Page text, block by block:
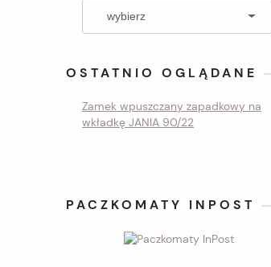
OSTATNIO OGLĄDANE
Zamek wpuszczany zapadkowy na
wkładkę JANIA 90/22
PACZKOMATY INPOST